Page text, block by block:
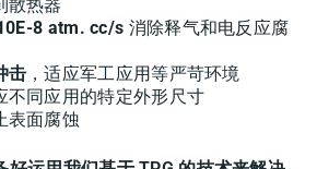
散热器
8 atm. cc/s 消除释气和电反应腐
击 ，适应军工应用等严苛环境
不同应用的特定外形尺寸
表面腐蚀